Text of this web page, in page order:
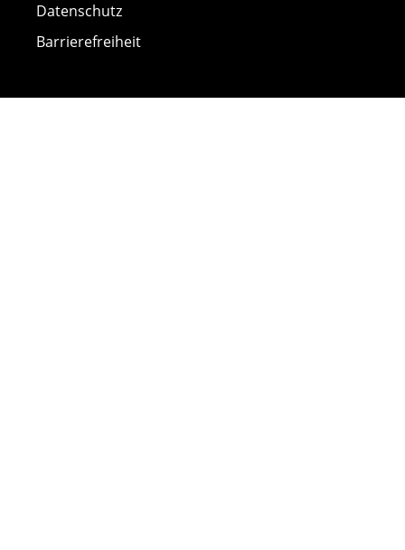
Datenschutz
Barrierefreiheit